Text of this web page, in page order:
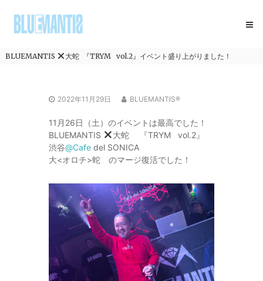
ツ
BLUEMANTIS
BLUEMANTIS 大蛇 『TRYM vol.2』イベント盛り上がりました！
2022年11月29日 BLUEMANTIS®
11月26日（土）のイベントは最高でした！
BLUEMANTIS
大蛇 『TRYM vol.2』
渋谷@Cafe del SONICA
大<オロチ>蛇 のマージ復活でした！